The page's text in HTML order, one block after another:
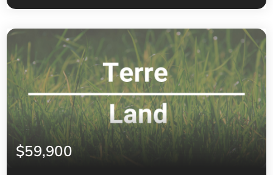
Chambres à coucher
Salles de bain
$59,900